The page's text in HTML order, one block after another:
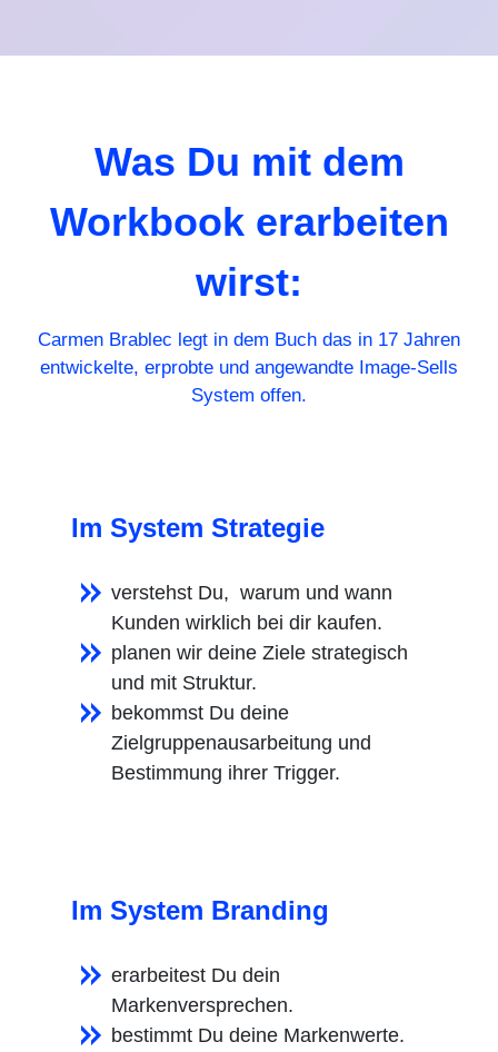
Was Du mit dem
Workbook erarbeiten
wirst:
Carmen Brablec legt in dem Buch das in 17 Jahren
entwickelte, erprobte und angewandte Image-Sells
System offen.
Im System Strategie
verstehst Du, warum und wann
Kunden wirklich bei dir kaufen.
planen wir deine Ziele strategisch
und mit Struktur.
bekommst Du deine
Zielgruppenausarbeitung und
Bestimmung ihrer Trigger.
Im System Branding
erarbeitest Du dein
Markenversprechen.
bestimmt Du deine Markenwerte.